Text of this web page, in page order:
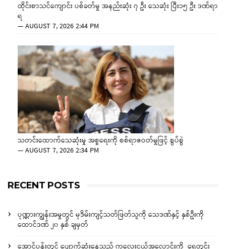
ထိုင်းစာသင်ကျောင်း ပစ်ခတ်မှု အနည်းဆုံး ၇ ဦး သေဆုံး ပြီး၁၅ ဦး ဒဏ်ရာ
ရ
—AUGUST 7, 2026 2:44 PM
သတင်းထောက်သေဆုံးမှု အစ္စရေးကို စစ်ရာဇဝတ်မှုဖြင့် စွပ်စွဲ
—AUGUST 7, 2026 2:34 PM
RECENT POSTS
ပုဏ္ဏားကျွန်းအမှုတွင် မုဒိမ်းကျင့်သတ်ဖြတ်သူကို သေဒဏ်နှင့် နှစ်ဦးကို
ထောင်ဒဏ် ၂၀ နှစ် ချမှတ်